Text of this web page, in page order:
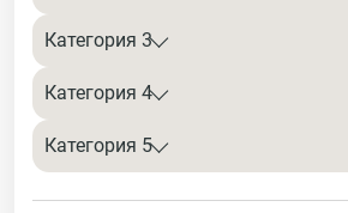
Категория 3
Категория 4
Категория 5